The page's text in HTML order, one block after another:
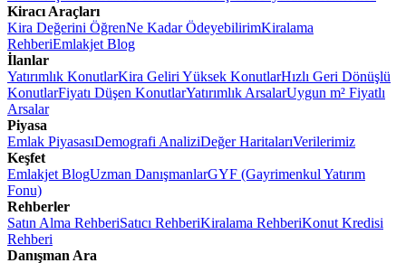
Kiracı Araçları
Kira Değerini ÖğrenNe Kadar ÖdeyebilirimKiralama
RehberiEmlakjet Blog
İlanlar
Yatırımlık KonutlarKira Geliri Yüksek KonutlarHızlı Geri Dönüşlü
KonutlarFiyatı Düşen KonutlarYatırımlık ArsalarUygun m² Fiyatlı
Arsalar
Piyasa
Emlak PiyasasıDemografi AnaliziDeğer HaritalarıVerilerimiz
Keşfet
Emlakjet BlogUzman DanışmanlarGYF (Gayrimenkul Yatırım
Fonu)
Rehberler
Satın Alma RehberiSatıcı RehberiKiralama RehberiKonut Kredisi
Rehberi
Danışman Ara